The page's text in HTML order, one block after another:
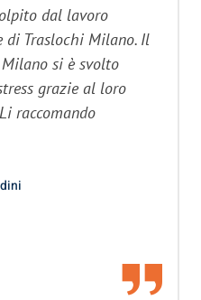
dal lavoro
di Traslochi Milano. Il
si è svolto
grazie al loro
raccomando